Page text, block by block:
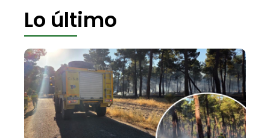
Lo último